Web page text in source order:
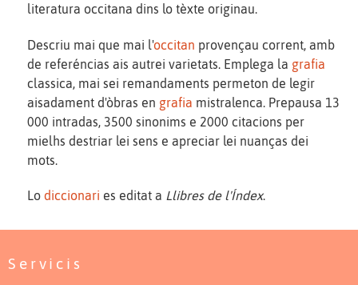
literatura occitana dins lo tèxte originau.
Descriu mai que mai l'occitan provençau corrent, amb
de referéncias ais autrei varietats. Emplega la grafia
classica, mai sei remandaments permeton de legir
aisadament d'òbras en grafia mistralenca. Prepausa 13
000 intradas, 3500 sinonims e 2000 citacions per
mielhs destriar lei sens e apreciar lei nuanças dei
mots.
Lo diccionari es editat a Llibres de l'Índex.
Servicis